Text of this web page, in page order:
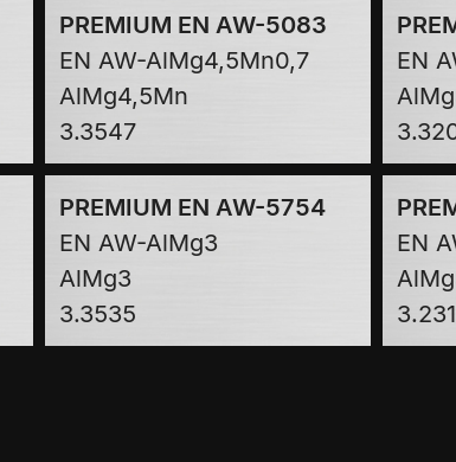
PREMIUM EN AW-5083
EN AW-AlMg4,5Mn0,7
AlMg4,5Mn
3.3547
PREMIUM EN AW-5754
EN AW-AlMg3
AlMg3
3.3535
EN
EN